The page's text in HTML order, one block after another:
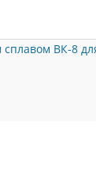
ВК-8